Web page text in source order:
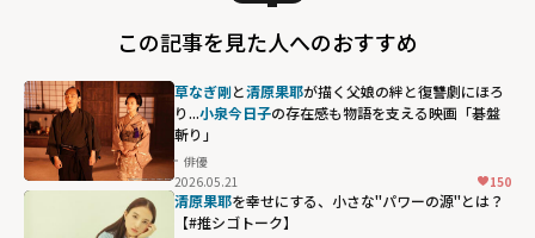
この記事を見た人へのおすすめ
草なぎ剛と清原果耶が描く父娘の絆と復讐劇にほろ
り...小泉今日子の存在感も物語を支える映画「碁盤
斬り」
俳優
2026.05.21
150
清原果耶を幸せにする、小さな"パワーの源"とは？
【#推シゴトーク】